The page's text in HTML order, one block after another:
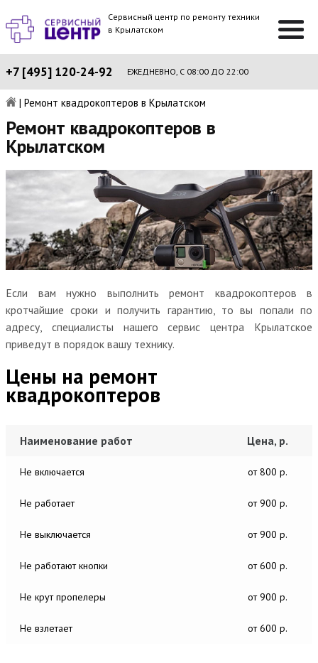
Сервисный центр по ремонту техники
в Крылатском
+7 [495] 120-24-92 ЕЖЕДНЕВНО, С 08:00 ДО 22:00
| Ремонт квадрокоптеров в Крылатском
Ремонт квадрокоптеров в
Крылатском
Если вам нужно выполнить ремонт квадрокоптеров в
кротчайшие сроки и получить гарантию, то вы попали по
адресу, специалисты нашего сервис центра Крылатское
приведут в порядок вашу технику.
Цены на ремонт
квадрокоптеров
Наименование работ Цена, р.
Не включается от 800 р.
Не работает от 900 р.
Не выключается от 900 р.
Не работают кнопки от 600 р.
Не крут пропелеры от 900 р.
Не взлетает от 600 р.